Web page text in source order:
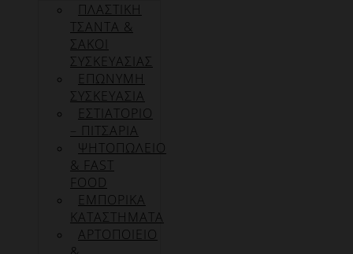
ΠΛΑΣΤΙΚΗ
ΤΣΑΝΤΑ &
ΣΑΚΟΙ
ΣΥΣΚΕΥΑΣΙΑΣ
ΕΠΏΝΥΜΗ
ΣΥΣΚΕΥΑΣΊΑ
ΕΣΤΙΑΤΟΡΙΟ
– ΠΙΤΣΑΡΙΑ
ΨΗΤΟΠΩΛΕΙΟ
& FAST
FOOD
ΕΜΠΟΡΙΚΑ
ΚΑΤΑΣΤΗΜΑΤΑ
ΑΡΤΟΠΟΙΕΙΟ